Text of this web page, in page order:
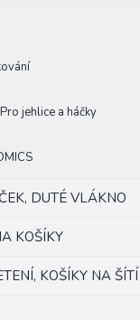
jehlice a háčky
DUTÉ VLÁKNO
KOŠÍKY
KOŠÍKY NA ŠÍTÍ